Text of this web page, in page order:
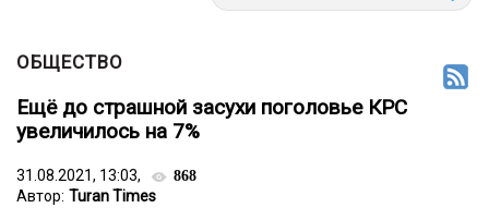
ОБЩЕСТВО
Ещё до страшной засухи поголовье КРС
увеличилось на 7%
31.08.2021, 13:03, 868
Автор: Turan Times